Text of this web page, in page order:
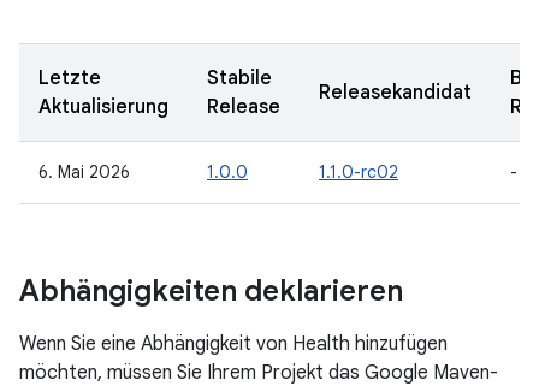
Letzte
Aktualisierung
Stabile
Release
Releasekandidat
6. Mai 2026 1.0.0 1.1.0-rc02 -
Abhängigkeiten deklarieren
Wenn Sie eine Abhängigkeit von Health hinzufügen
möchten, müssen Sie Ihrem Projekt das Google Maven-